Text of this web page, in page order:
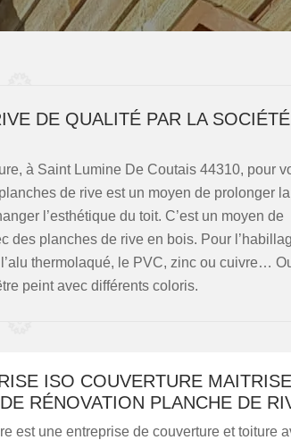
DE QUALITÉ PAR LA
à Saint Lumine De Coutais 44310, pour
de rive est un moyen de prolonger la
l’esthétique du toit. C’est un moyen de
des planches de rive en bois. Pour
thermolaqué, le PVC, zinc ou cuivre…
peint avec différents coloris.
ISO COUVERTURE
RÉNOVATION PLANCHE DE
est une entreprise de couverture et toiture